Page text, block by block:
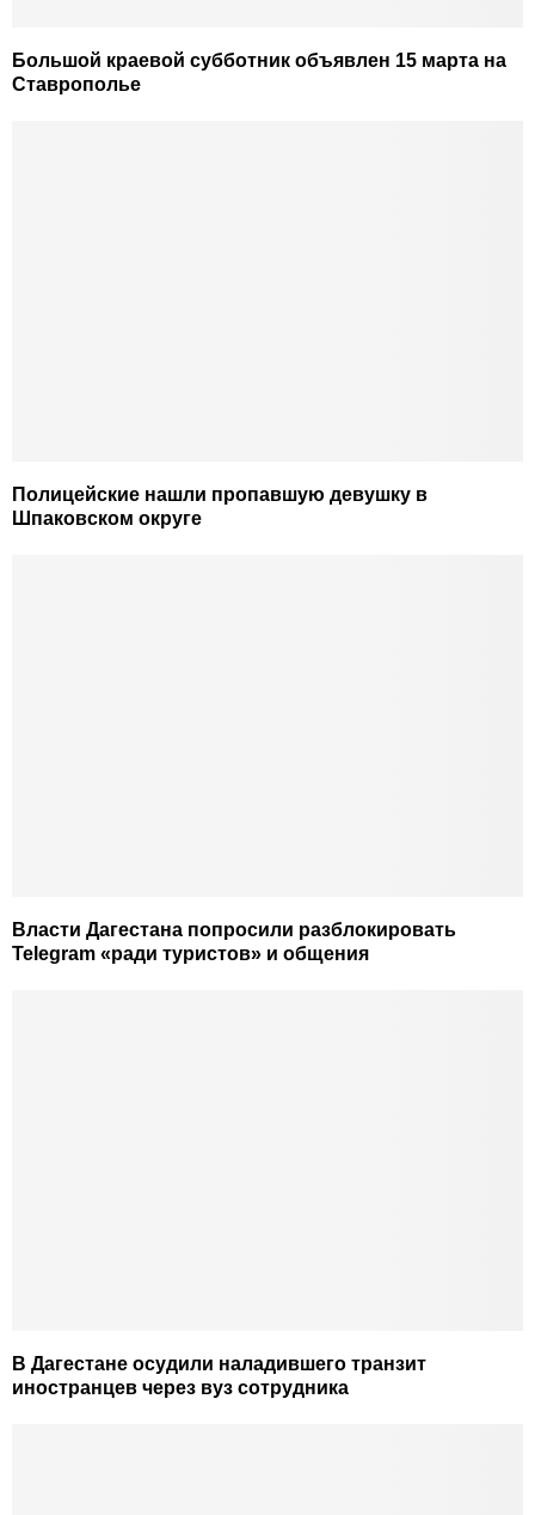
Большой краевой субботник объявлен 15 марта на
Ставрополье
Полицейские нашли пропавшую девушку в
Шпаковском округе
Власти Дагестана попросили разблокировать
Telegram «ради туристов» и общения
В Дагестане осудили наладившего транзит
иностранцев через вуз сотрудника